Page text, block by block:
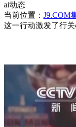
ai动态
当前位置： J9.COM
这一行动激发了行